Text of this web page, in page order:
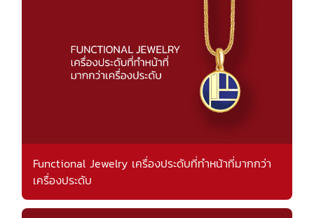
Functional Jewelry เครื่องประดับที่ทำหน้าที่มากกว่า
เครื่องประดับ